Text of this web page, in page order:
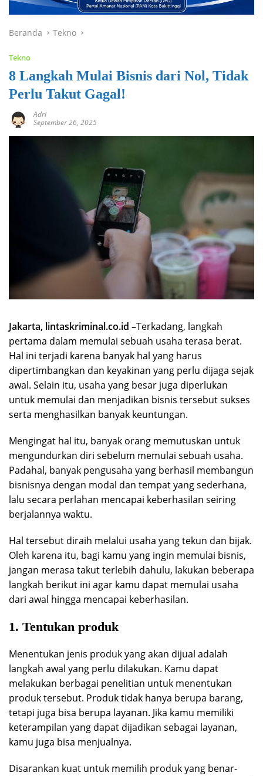
Beranda Tekno
Tekno
8 Langkah Mulai Bisnis dari Nol, Tidak
Perlu Takut Gagal!
Adri
September 26, 2025
Jakarta, lintaskriminal.co.id –Terkadang, langkah
pertama dalam memulai sebuah usaha terasa berat.
Hal ini terjadi karena banyak hal yang harus
dipertimbangkan dan keyakinan yang perlu dijaga sejak
awal. Selain itu, usaha yang besar juga diperlukan
untuk memulai dan menjadikan bisnis tersebut sukses
serta menghasilkan banyak keuntungan.
Mengingat hal itu, banyak orang memutuskan untuk
mengundurkan diri sebelum memulai sebuah usaha.
Padahal, banyak pengusaha yang berhasil membangun
bisnisnya dengan modal dan tempat yang sederhana,
lalu secara perlahan mencapai keberhasilan seiring
berjalannya waktu.
Hal tersebut diraih melalui usaha yang tekun dan bijak.
Oleh karena itu, bagi kamu yang ingin memulai bisnis,
jangan merasa takut terlebih dahulu, lakukan beberapa
langkah berikut ini agar kamu dapat memulai usaha
dari awal hingga mencapai keberhasilan.
1. Tentukan produk
Menentukan jenis produk yang akan dijual adalah
langkah awal yang perlu dilakukan. Kamu dapat
melakukan berbagai penelitian untuk menentukan
produk tersebut. Produk tidak hanya berupa barang,
tetapi juga bisa berupa layanan. Jika kamu memiliki
keterampilan yang dapat dijadikan sebagai layanan,
kamu juga bisa menjualnya.
Disarankan kuat untuk memilih produk yang benar-